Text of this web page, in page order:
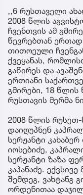
,,6 რუსთაველი
2008 წლის
ჩვენთვის ამ
წევრებთან
თითოეული
ქვეყანას,
გაწირეს და
ერთიანი
გმირები, 18 წლის
რუსთავის მერმა
2008 წლის
დაიღუპნენ
სერჟანტი
იოსებიძე,
სერჟანტი ზაზა
კაპანაძე.
შემდეგ, ვახტანგ
ორდენითაა